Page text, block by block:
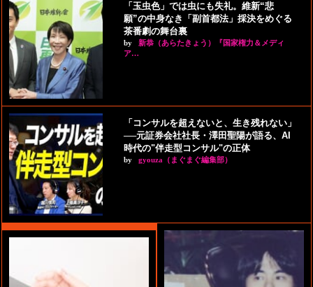
「玉虫色」では虫にも失礼。維新“悲
願”の中身なき「副首都法」採決をめぐる
茶番劇の舞台裏
by
新恭（あらたきょう）『国家権力＆メディ
ア…
「コンサルを超えないと、生き残れない」
──元証券会社社長・澤田聖陽が語る、AI
時代の"伴走型コンサル"の正体
by gyouza（まぐまぐ編集部）